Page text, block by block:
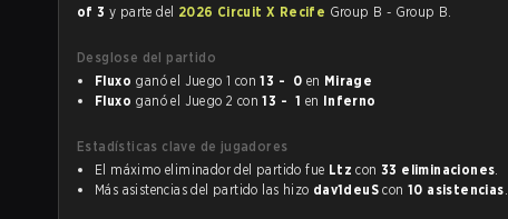
of 3 y parte del 2026 Circuit X Recife Group B - Group B.
Desglose del partido
Fluxo
ganó el Juego 1 con 13 - 0 en Mirage
Fluxo
ganó el Juego 2 con 13 - 1 en Inferno
Estadísticas clave de jugadores
El máximo eliminador del partido fue Ltz con 33 eliminaciones.
Más asistencias del partido las hizo dav1deuScon 10 asistencias.